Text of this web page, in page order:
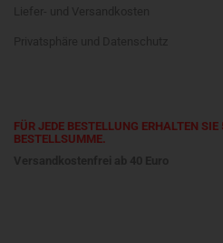
FÜR JEDE BESTELLUNG ERHALTEN
BESTELLSUMME.